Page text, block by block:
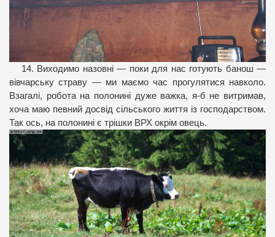
14. Виходимо назовні — поки для нас готують банош —
вівчарську страву — ми маємо час прогулятися навколо.
Взагалі, робота на полонині дуже важка, я-б не витримав,
хоча маю певний досвід сільського життя із господарством.
Так ось, на полонині є трішки ВРХ окрім овець.